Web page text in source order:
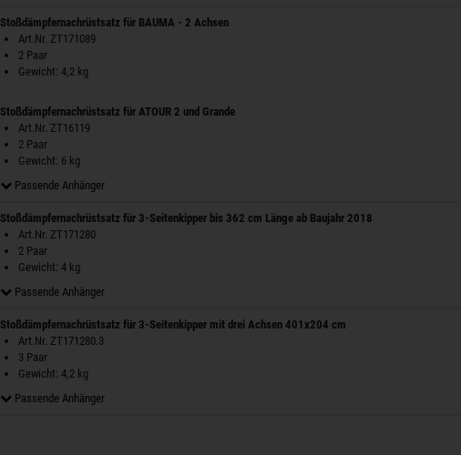
Stoßdämpfernachrüstsatz für BAUMA - 2 Achsen
Art.Nr. ZT171089
2 Paar
Gewicht: 4,2 kg
Stoßdämpfernachrüstsatz für ATOUR 2 und Grande
Art.Nr. ZT16119
2 Paar
Gewicht: 6 kg
Passende Anhänger
Stoßdämpfernachrüstsatz für 3-Seitenkipper bis 362 cm Länge ab Baujahr 2018
Art.Nr. ZT171280
2 Paar
Gewicht: 4 kg
Passende Anhänger
Stoßdämpfernachrüstsatz für 3-Seitenkipper mit drei Achsen 401x204 cm
Art.Nr. ZT171280.3
3 Paar
Gewicht: 4,2 kg
Passende Anhänger